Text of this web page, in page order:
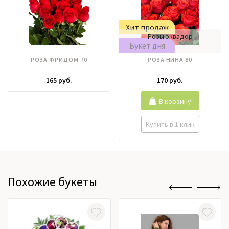
РОЗА ФРИДОМ 70
165 руб.
Розы эквадор
Хит продаж
Букет дня
РОЗА НИНА 80
170 руб.
Купить в 1 клик
В корзину
Похожие букеты